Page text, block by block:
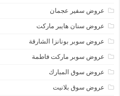
عروض سفير عجمان
عروض سنان هايبر ماركت
عروض سوبر بونانزا الشارقة
عروض سوبر ماركت فاطمة
عروض سوق المبارك
عروض سوق بلانيت